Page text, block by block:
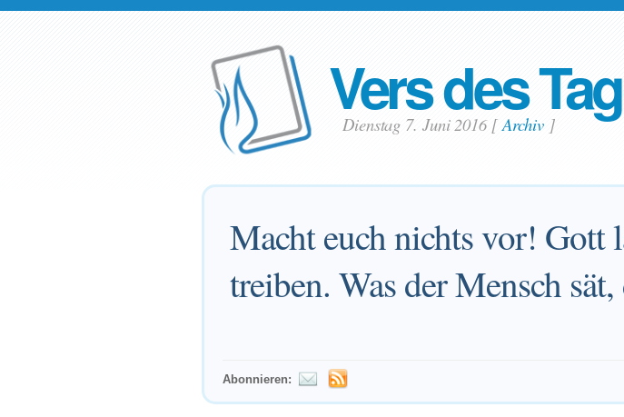
Vers des
Dienstag 7. Juni 2016 [Archiv ]
Macht euch nichts vor! Gott
treiben. Was der Mensch
Abonnieren: